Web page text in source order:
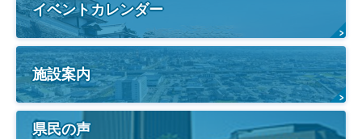
イベントカレンダー
施設案内
県民の声